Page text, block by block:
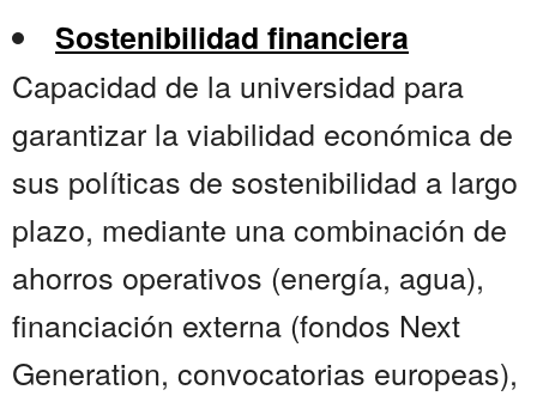
Sostenibilidad financiera
Capacidad de la universidad para
garantizar la viabilidad económica de
sus políticas de sostenibilidad a largo
plazo, mediante una combinación de
ahorros operativos (energía, agua),
financiación externa (fondos Next
Generation, convocatorias europeas),